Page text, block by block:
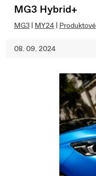
MG3 Hybrid+
MG3 | MY24 | Produktové
08. 09. 2024